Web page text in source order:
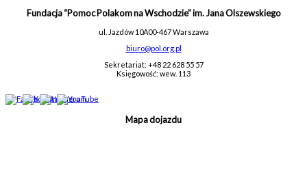
Fundacja “Pomoc Polakom na Wschodzie” im. Jana Olszewskiego
ul. Jazdów 10A00-467 Warszawa
biuro@pol.org.pl
Sekretariat: +48 22 628 55 57
Księgowość: wew. 113
Mapa dojazdu